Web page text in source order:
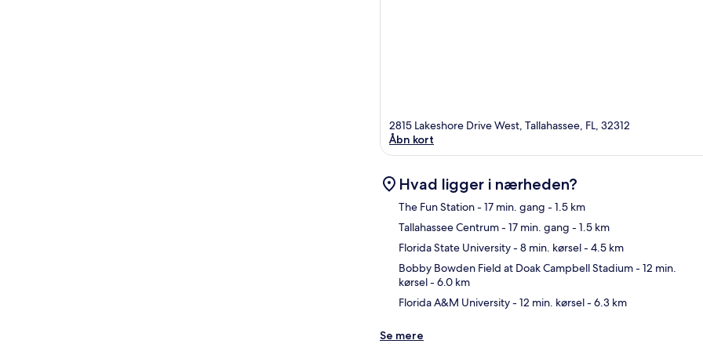
2815 Lakeshore Drive West, Tallahassee, FL, 32312
Åbn kort
Hvad ligger i nærheden?
The Fun Station- 17 min. gang - 1.5 km
Tallahassee Centrum- 17 min. gang - 1.5 km
Florida State University- 8 min. kørsel- 4.5 km
Bobby Bowden Field at Doak Campbell Stadium- 12 min.
kørsel- 6.0 km
Florida A&M University- 12 min. kørsel- 6.3 km
Se mere